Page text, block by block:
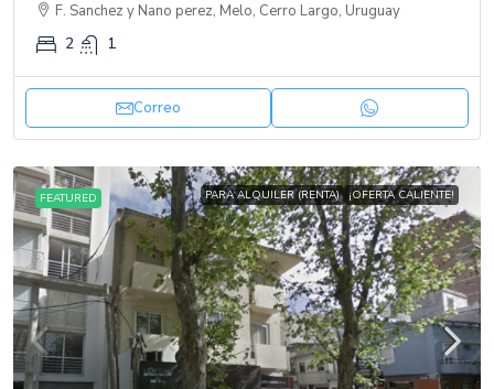
F. Sanchez y Nano perez, Melo, Cerro Largo, Uruguay
2 1
Correo
FEATURED PARA ALQUILER (RENTA) ¡OFERTA CALIENTE!